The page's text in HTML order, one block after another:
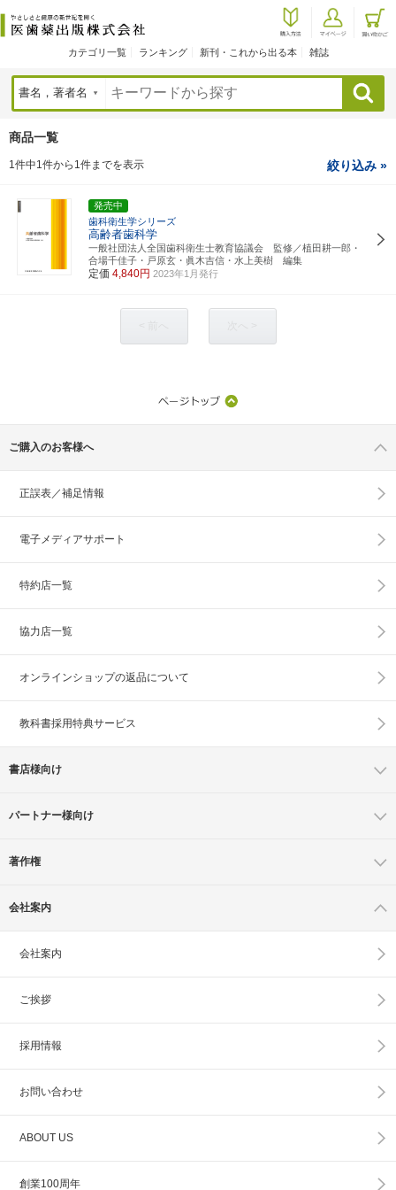
カテゴリ一覧 ランキング 新刊・これから出る本 雑誌
検索
商品一覧
1件中1件から1件までを表示 絞り込み »
発売中
歯科衛生学シリーズ
高齢者歯科学
一般社団法人全国歯科衛生士教育協議会 監修／植田耕一郎・
合場千佳子・戸原玄・眞木吉信・水上美樹 編集
定価 4,840円 2023年1月発行
ご購入のお客様へ
正誤表／補足情報
電子メディアサポート
特約店一覧
協力店一覧
オンラインショップの返品について
教科書採用特典サービス
書店様向け
パートナー様向け
著作権
会社案内
会社案内
ご挨拶
採用情報
お問い合わせ
ABOUT US
創業100周年